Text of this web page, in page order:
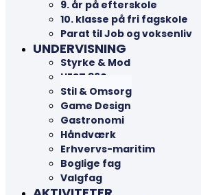
9. år på efterskole
10. klasse på fri fagskole
Parat til Job og voksenliv
UNDERVISNING
Styrke & Mod
HEST 360
Stil & Omsorg
Game Design
Gastronomi
Håndværk
Erhvervs-maritim
Boglige fag
Valgfag